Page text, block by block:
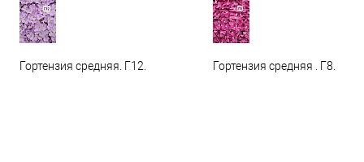
Гортензия средняя. Г12. Гортензия средняя . Г8.